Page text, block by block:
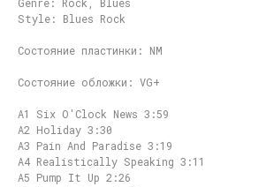
Style: Blues Rock
Состояние пластинки: NM
Состояние обложки: VG+
A1 Six O'Clock News 3:59
A2 Holiday 3:30
A3 Pain And Paradise 3:19
A4 Realistically Speaking 3:11
A5 Pump It Up 2:26